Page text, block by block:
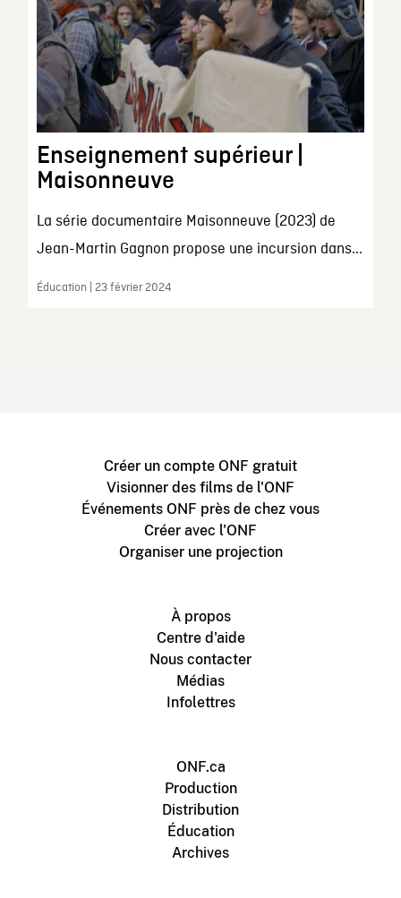
Enseignement supérieur |
Maisonneuve
La série documentaire Maisonneuve (2023) de
Jean-Martin Gagnon propose une incursion dans...
Éducation | 23 février 2024
Créer un compte ONF gratuit
Visionner des films de l'ONF
Événements ONF près de chez vous
Créer avec l'ONF
Organiser une projection
À propos
Centre d'aide
Nous contacter
Médias
Infolettres
ONF.ca
Production
Distribution
Éducation
Archives